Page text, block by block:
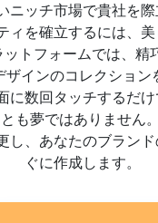
ニッチ市場で貴社を
ィを確立するには、
トフォームでは、精
ザインのコレクション
に数回タッチするだ
も夢ではありません
し、あなたのブラン
ぐに作成します。